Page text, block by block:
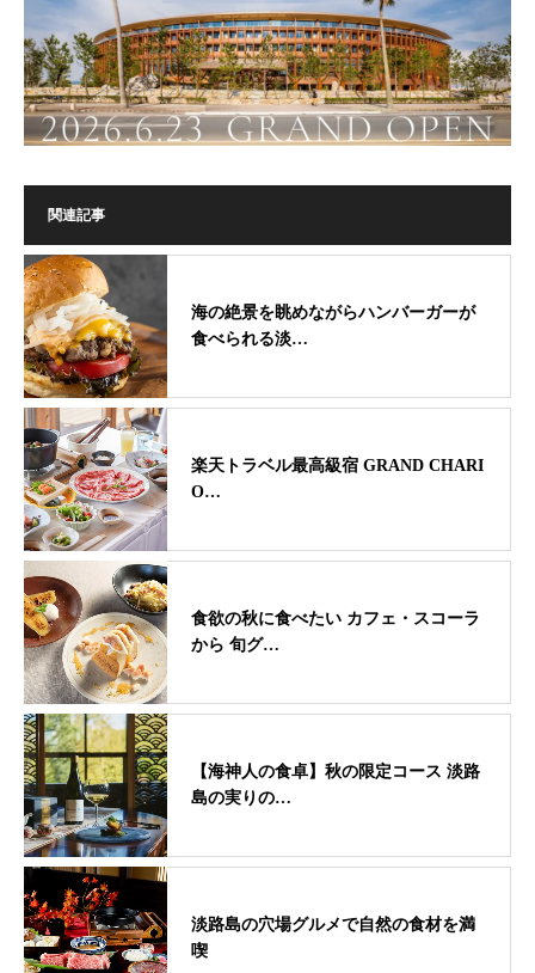
関連記事
海の絶景を眺めながらハンバーガーが
食べられる淡…
楽天トラベル最高級宿 GRAND CHARI
O…
食欲の秋に食べたい カフェ・スコーラ
から 旬グ…
【海神人の食卓】秋の限定コース 淡路
島の実りの…
淡路島の穴場グルメで自然の食材を満
喫